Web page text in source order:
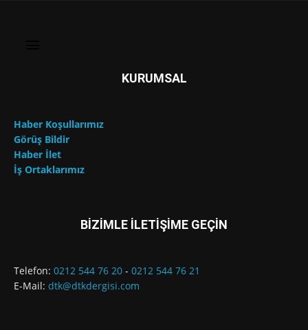
KURUMSAL
Haber Koşullarımız
Görüş Bildir
Haber İlet
İş Ortaklarımız
BİZİMLE İLETİŞİME GEÇİN
Telefon: 0212 544 76 20 - 0212 544 76 21
E-Mail: dtk@dtkdergisi.com